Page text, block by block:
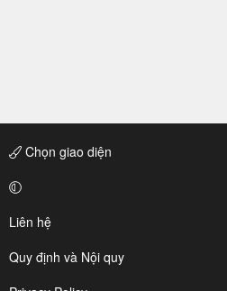
Chọn giao diện
Liên hệ
Quy định và Nội quy